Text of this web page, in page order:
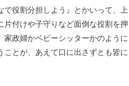
で役割分担しよう』とかいって、上
付けや子守りなど面倒な役割を押
政婦かベビーシッターかのように
とが、あえて口に出さずとも皆に